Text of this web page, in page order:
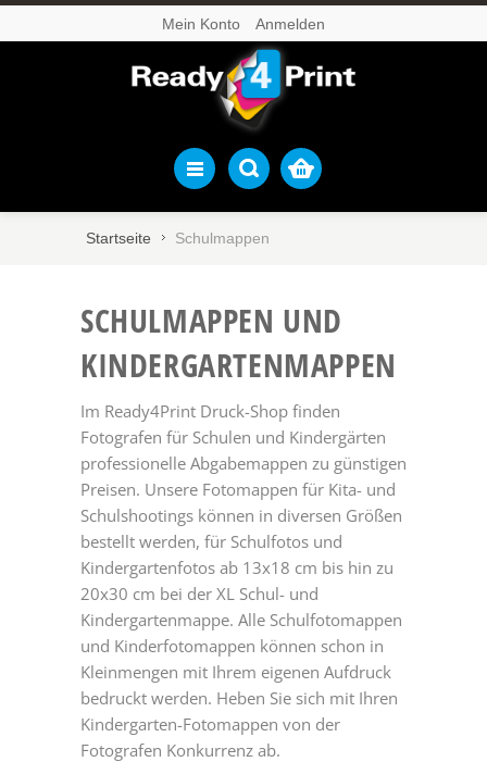
Mein Konto Anmelden
Startseite Schulmappen
SCHUL­MAPPEN UND
KINDERGARTEN­MAPPEN
Im Ready4Print Druck-Shop finden
Fotografen für Schulen und Kindergärten
professionelle Abgabemappen zu günstigen
Preisen. Unsere Fotomappen für Kita- und
Schulshootings können in diversen Größen
bestellt werden, für Schulfotos und
Kindergartenfotos ab 13x18 cm bis hin zu
20x30 cm bei der XL Schul- und
Kindergartenmappe. Alle Schulfotomappen
und Kinderfotomappen können schon in
Kleinmengen mit Ihrem eigenen Aufdruck
bedruckt werden. Heben Sie sich mit Ihren
Kindergarten-Fotomappen von der
Fotografen Konkurrenz ab.